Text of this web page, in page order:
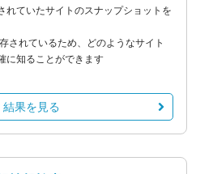
れていたサイトのスナップショットを
されているため、どのようなサイト
に知ることができます
結果を見る